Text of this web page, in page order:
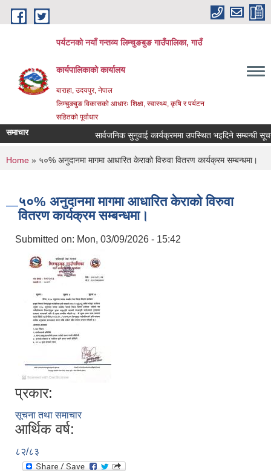
Skip to main content
पर्यटनको नयाँ गन्तव्य लिम्चुङबुङ गाउँपालिका, गाउँ
कार्यपालिकाको कार्यालय
बाराहा, उदयपुर, नेपाल
लिम्चुङबुङ विकासको आधारः शिक्षा, स्वास्थ्य, कृषि र पर्यटन
सहितको पूर्वाधार
समाचार सार्वजनिक सुनुवाई कार्यक्रममा उपस्थित भइदिने सम्बन्धी
You are here
Home » ५०% अनुदानमा मागमा आधारित केराको विरुवा वितरण कार्यक्रम सम्बन्धमा।
५०% अनुदानमा मागमा आधारित केराको विरुवा
वितरण कार्यक्रम सम्बन्धमा।
Submitted on: Mon, 03/09/2026 - 15:42
प्रकार:
सूचना तथा समाचार
आर्थिक वर्ष:
८२/८३